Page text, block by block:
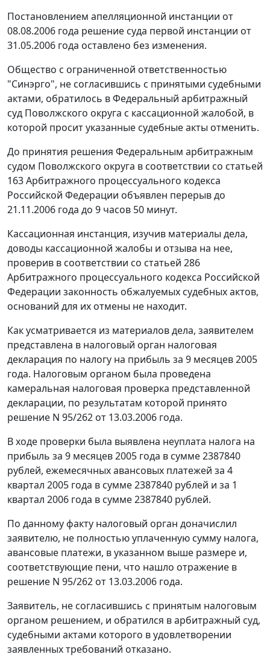
Постановлением апелляционной инстанции от
08.08.2006 года решение суда первой инстанции от
31.05.2006 года оставлено без изменения.
Общество с ограниченной ответственностью
"Синэрго", не согласившись с принятыми судебными
актами, обратилось в Федеральный арбитражный
суд Поволжского округа с кассационной жалобой, в
которой просит указанные судебные акты отменить.
До принятия решения Федеральным арбитражным
судом Поволжского округа в соответствии со статьей
163Арбитражного процессуального кодекса
Российской Федерации объявлен перерыв до
21.11.2006 года до 9 часов 50 минут.
Кассационная инстанция, изучив материалы дела,
доводы кассационной жалобы и отзыва на нее,
проверив в соответствии со статьей 286
Арбитражного процессуального кодекса Российской
Федерации законность обжалуемых судебных актов,
оснований для их отмены не находит.
Как усматривается из материалов дела, заявителем
представлена в налоговый орган налоговая
декларация по налогу на прибыль за 9 месяцев 2005
года. Налоговым органом была проведена
камеральная налоговая проверка представленной
декларации, по результатам которой принято
решение N 95/262 от 13.03.2006 года.
В ходе проверки была выявлена неуплата налога на
прибыль за 9 месяцев 2005 года в сумме 2387840
рублей, ежемесячных авансовых платежей за 4
квартал 2005 года в сумме 2387840 рублей и за 1
квартал 2006 года в сумме 2387840 рублей.
По данному факту налоговый орган доначислил
заявителю, не полностью уплаченную сумму налога,
авансовые платежи, в указанном выше размере и,
соответствующие пени, что нашло отражение в
решение N 95/262 от 13.03.2006 года.
Заявитель, не согласившись с принятым налоговым
органом решением, и обратился в арбитражный суд,
судебными актами которого в удовлетворении
заявленных требований отказано.